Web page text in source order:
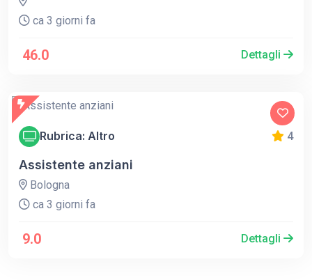
ca 3 giorni fa
46.0 Dettagli
Rubrica: Altro 4
Assistente anziani
Bologna
ca 3 giorni fa
9.0 Dettagli